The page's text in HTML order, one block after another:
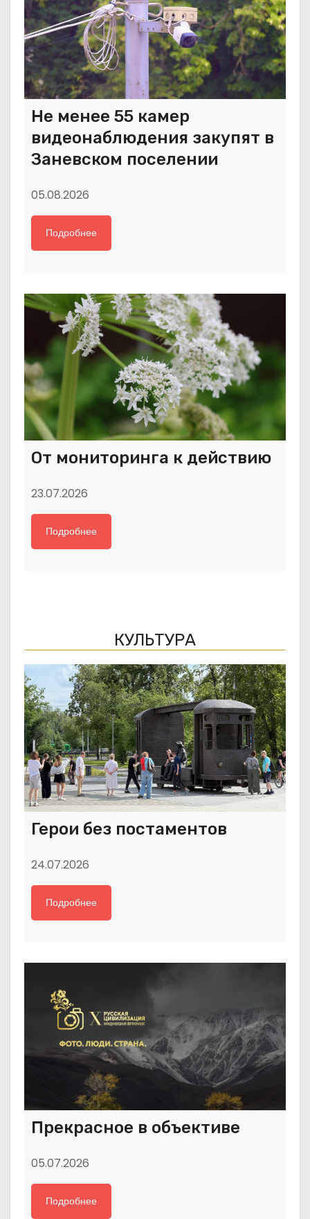
Не менее 55 камер
видеонаблюдения закупят в
Заневском поселении
05.08.2026
Подробнее
От мониторинга к действию
23.07.2026
Подробнее
КУЛЬТУРА
Герои без постаментов
24.07.2026
Подробнее
Прекрасное в объективе
05.07.2026
Подробнее